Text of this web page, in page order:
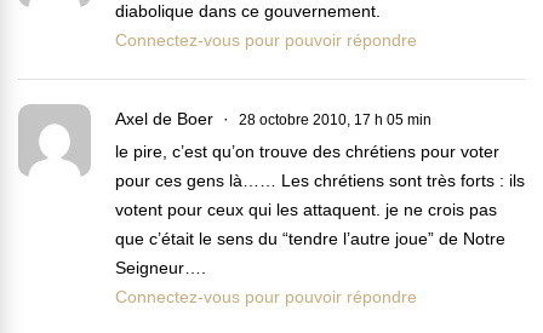
diabolique dans ce gouvernement.
Connectez-vous pour pouvoir répondre
Axel de Boer 28 octobre 2010, 17 h 05 min
le pire, c’est qu’on trouve des chrétiens pour voter
pour ces gens là…… Les chrétiens sont très forts : ils
votent pour ceux qui les attaquent. je ne crois pas
que c’était le sens du “tendre l’autre joue” de Notre
Seigneur….
Connectez-vous pour pouvoir répondre